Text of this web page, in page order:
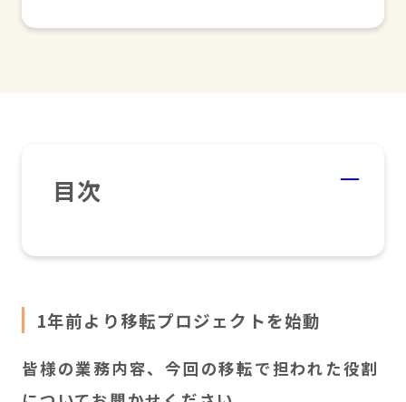
目次
1年前より移転プロジェクトを始動
皆様の業務内容、今回の移転で担われた役割